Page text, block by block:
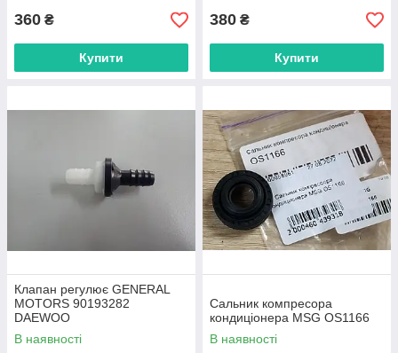
360 ₴
Купити
380 ₴
Купити
Клапан регулює GENERAL
MOTORS 90193282
DAEWOO
В наявності
Сальник компресора
кондиціонера MSG OS1166
В наявності